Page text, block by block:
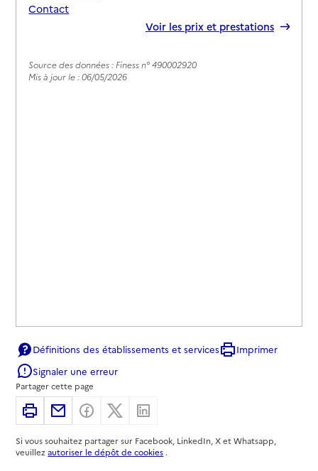
Contact
Voir les prix et prestations
Source des données : Finess n° 490002920
Mis à jour le : 06/05/2026
Définitions des établissements et services
Imprimer
Signaler une erreur
Partager cette page
ImprimerPartager par email
Partager sur Facebook
Partager sur X
Si vous souhaitez partager sur Facebook, LinkedIn, X et Whatsapp,
veuillezautoriser le dépôt de cookies .